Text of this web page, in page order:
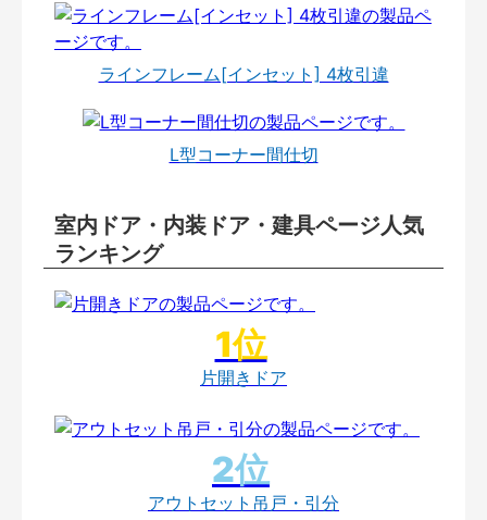
ラインフレーム[インセット] 4枚引違
L型コーナー間仕切
室内ドア・内装ドア・建具ページ人気
ランキング
片開きドア
アウトセット吊戸・引分